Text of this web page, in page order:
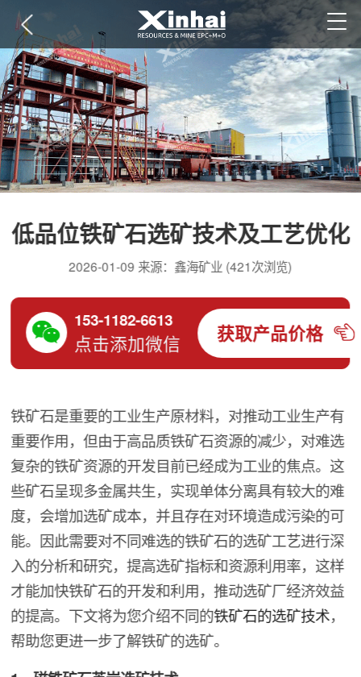
低品位铁矿石选矿技术及工艺优化
2026-01-09 来源：鑫海矿业 (421次浏览)
153-1182-6613
点击添加微信 获取产品价格
铁矿石是重要的工业生产原材料，对推动工业生产有
重要作用，但由于高品质铁矿石资源的减少，对难选
复杂的铁矿资源的开发目前已经成为工业的焦点。这
些矿石呈现多金属共生，实现单体分离具有较大的难
度，会增加选矿成本，并且存在对环境造成污染的可
能。因此需要对不同难选的铁矿石的选矿工艺进行深
入的分析和研究，提高选矿指标和资源利用率，这样
才能加快铁矿石的开发和利用，推动选矿厂经济效益
的提高。下文将为您介绍不同的铁矿石的选矿技术，
帮助您更进一步了解铁矿的选矿。